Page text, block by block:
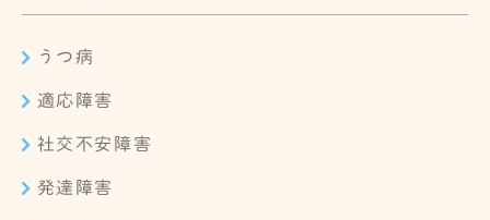
うつ病
適応障害
社交不安障害
発達障害